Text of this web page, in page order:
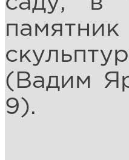
(Вадим
9).